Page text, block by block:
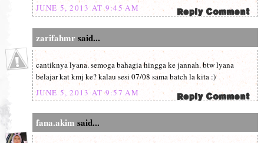
JUNE 5, 2013 AT 9:45 AM
zarifahmrsaid...
cantiknya lyana. semoga bahagia hingga ke jannah. btw lyana
belajar kat kmj ke? kalau sesi 07/08 sama batch la kita :)
JUNE 5, 2013 AT 9:57 AM
fana.akim said...